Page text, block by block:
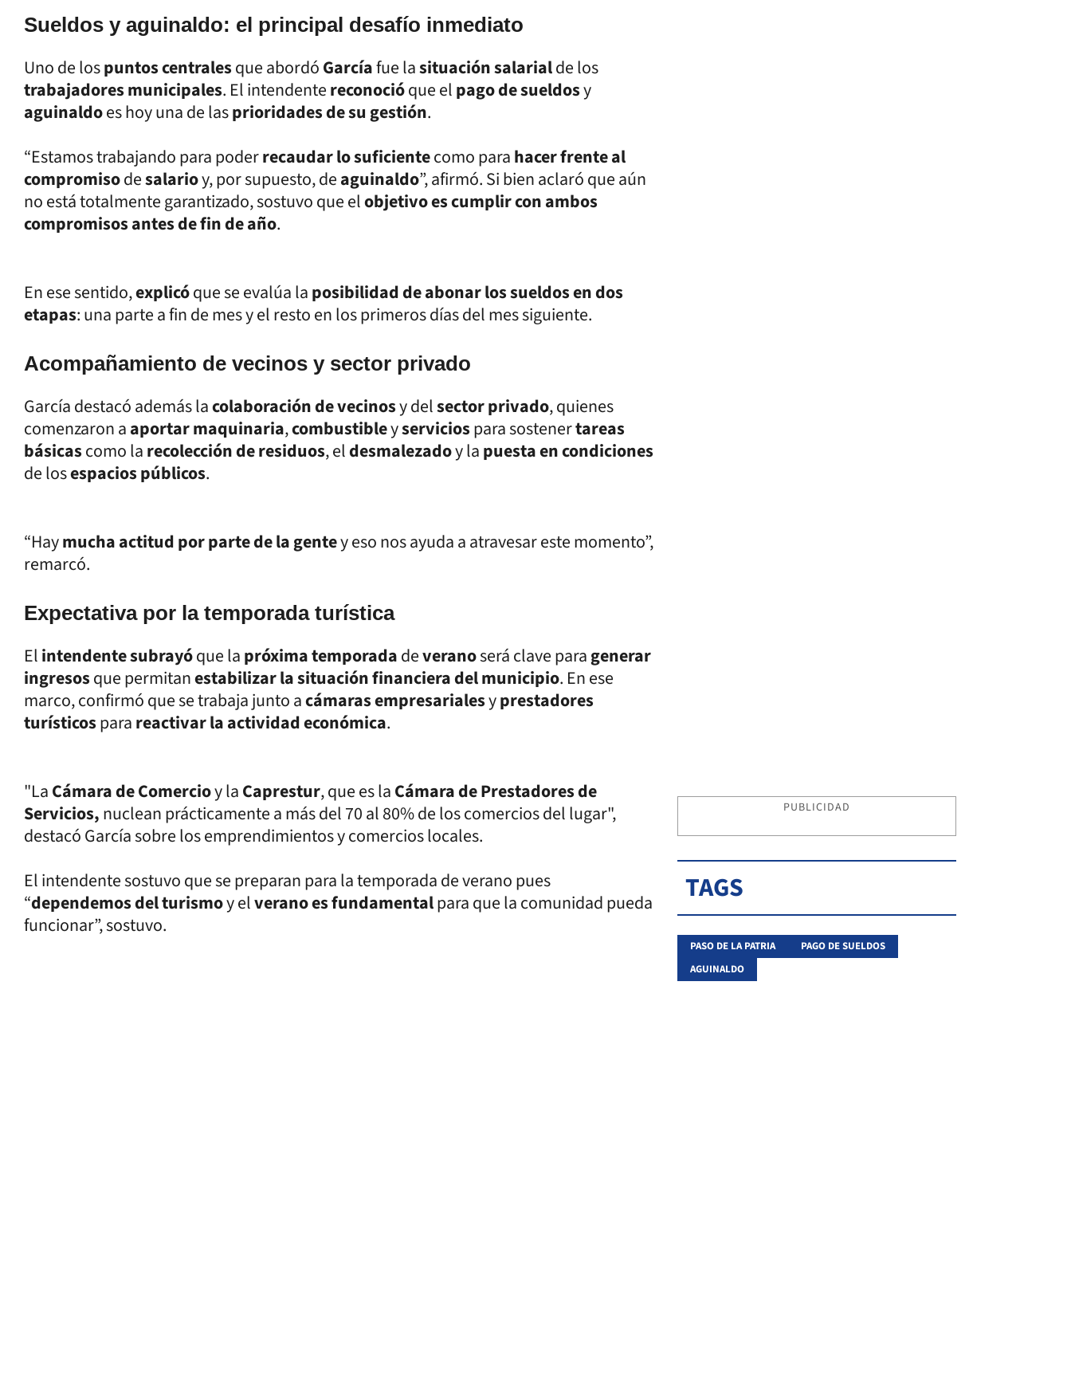
Sueldos y aguinaldo: el principal desafío inmediato
Uno de lospuntos centralesque abordóGarcíafue lasituación salarialde los
trabajadores municipales. El intendentereconocióque elpago de sueldosy
aguinaldoes hoy una de lasprioridades de su gestión.
“Estamos trabajando para poderrecaudar lo suficientecomo parahacer frente al
compromisodesalarioy, por supuesto, deaguinaldo”, afirmó. Si bien aclaró que aún
no está totalmente garantizado, sostuvo que elobjetivo es cumplir con ambos
compromisos antes de fin de año.
En ese sentido,explicóque se evalúa laposibilidad de abonar los sueldos en dos
etapas: una parte a fin de mes y el resto en los primeros días del mes siguiente.
Acompañamiento de vecinos y sector privado
García destacó además lacolaboración de vecinosy delsector privado, quienes
comenzaron aaportar maquinaria,combustibleyserviciospara sostenertareas
básicascomo larecolección de residuos, eldesmalezadoy lapuesta en condiciones
de losespacios públicos.
“Haymucha actitud por parte de la gentey eso nos ayuda a atravesar este momento”,
remarcó.
Expectativa por la temporada turística
Elintendente subrayóque lapróxima temporadadeveranoserá clave paragenerar
ingresosque permitanestabilizar la situación financiera del municipio. En ese
marco, confirmó que se trabaja junto acámaras empresarialesyprestadores
turísticosparareactivar la actividad económica.
"LaCámara de Comercioy laCaprestur, que es laCámara de Prestadores de
Servicios,nuclean prácticamente a más del 70 al 80% de los comercios del lugar",
destacó García sobre los emprendimientos y comercios locales.
El intendente sostuvo que se preparan para la temporada de verano pues
“dependemos del turismoy elverano es fundamentalpara que la comunidad pueda
funcionar”, sostuvo.
PUBLICIDAD
TAGS
PASO DE LA PATRIA
PAGO DE SUELDOS
AGUINALDO